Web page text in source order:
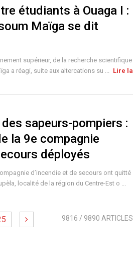
étudiants à Ouaga I :
Maïga se dit
supérieur, de la recherche scientifique
a réagi, suite aux altercations su ... Lire la
sapeurs-pompiers :
la 9e compagnie
déployés
d’incendie et de secours ont quitté
localité de la région du Centre-Est o ...
9816 / 9890 ARTICLES